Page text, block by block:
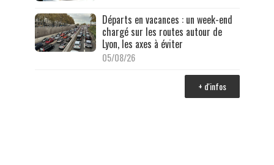
Départs en vacances : un week-end
chargé sur les routes autour de
Lyon, les axes à éviter
05/08/26
+ d'infos